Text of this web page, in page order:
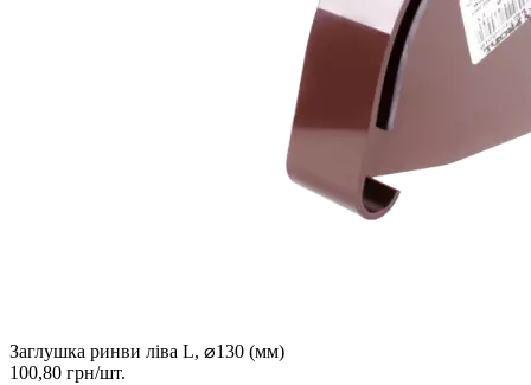
Заглушка ринви ліва L, ⌀130 (мм)
100,80 грн/шт.